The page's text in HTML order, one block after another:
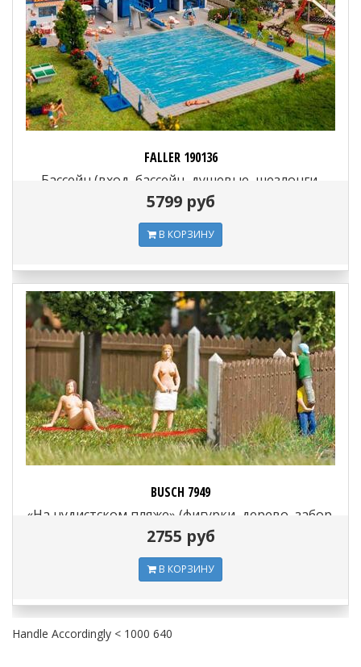
FALLER 190136
Бассейн (вход, бассейн, душевые, шезлонги,
зонтики, детская площадка, пинг-понг, мини-
голь...
5799 руб
В КОРЗИНУ
BUSCH 7949
«На нудистском пляже» (фигурки, дерево, забор,
матросы), 1:87
2755 руб
В КОРЗИНУ
Handle Accordingly < 1000 640